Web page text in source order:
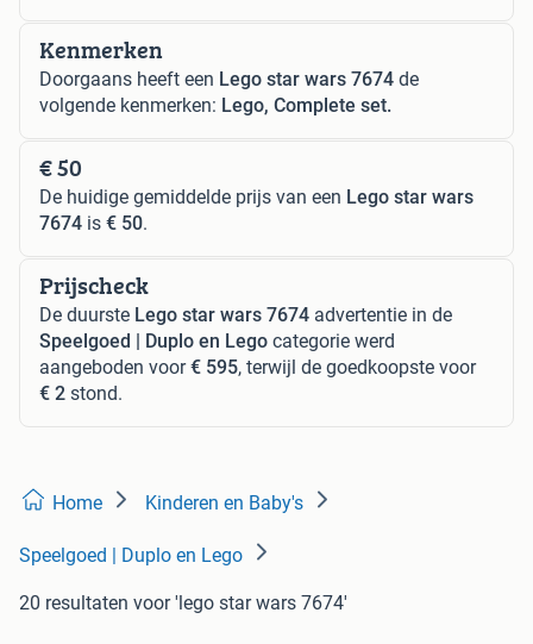
Kenmerken
Doorgaans heeft een Lego star wars 7674 de
volgende kenmerken: Lego, Complete set.
€ 50
De huidige gemiddelde prijs van een Lego star wars
7674 is € 50.
Prijscheck
De duurste Lego star wars 7674 advertentie in de
Speelgoed | Duplo en Lego categorie werd
aangeboden voor€ 595, terwijl de goedkoopste voor
€ 2 stond.
Home Kinderen en Baby's
Speelgoed | Duplo en Lego
20 resultaten voor 'lego star wars 7674'